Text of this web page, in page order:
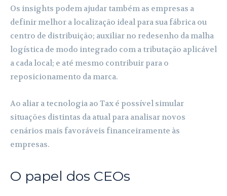
Os insights podem ajudar também as empresas a
definir melhor a localização ideal para sua fábrica ou
centro de distribuição; auxiliar no redesenho da malha
logística de modo integrado com a tributação aplicável
a cada local; e até mesmo contribuir para o
reposicionamento da marca.
Ao aliar a tecnologia ao Tax é possível simular
situações distintas da atual para analisar novos
cenários mais favoráveis financeiramente às
empresas.
O papel dos CEOs